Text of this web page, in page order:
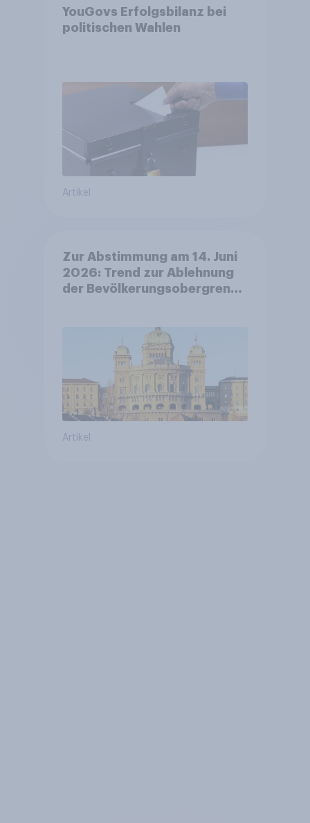
YouGovs Erfolgsbilanz bei
politischen Wahlen
Artikel
Zur Abstimmung am 14. Juni
2026: Trend zur Ablehnung
der Bevölkerungsobergrenze
Zivildienstgesetz sinken
Artikel